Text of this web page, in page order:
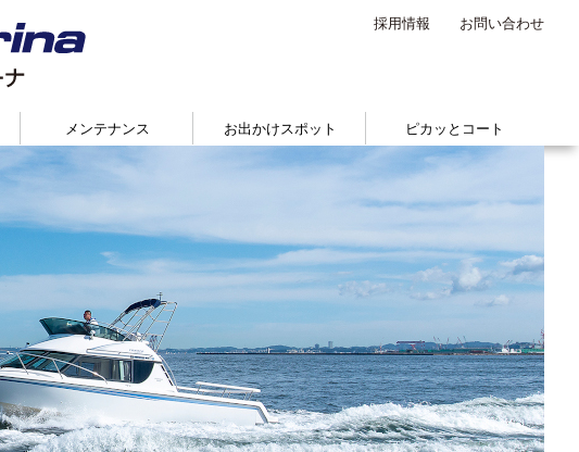
採用情報 お問い合わせ
メンテナンス お出かけスポット ピカッとコート